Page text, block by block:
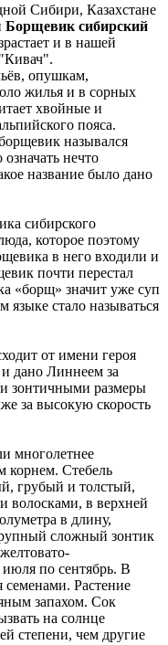
Сибири, Казахстане
Борщевик сибирский
и в нашей
опушкам,
жилья и в сорных
хвойные и
пояса.
назывался
нечто
название было дано
сибирского
которое поэтому
в него входили и
почти перестал
«борщ» значит уже суп
языке стало называться
от имени героя
дано Линнеем за
зонтичными размеры
за высокую скорость
многолетнее
корнем. Стебель
грубый и толстый,
в верхней
в длину,
сложный зонтик
по сентябрь. В
семенами. Растение
запахом. Сок
на солнце
степени, чем другие